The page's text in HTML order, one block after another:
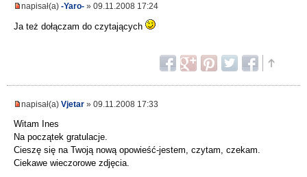
napisał(a) -Yaro- » 09.11.2008 17:24
Ja też dołączam do czytających
napisał(a) Vjetar » 09.11.2008 17:33
Witam Ines
Na początek gratulacje.
Cieszę się na Twoją nową opowieść-jestem, czytam, czekam.
Ciekawe wieczorowe zdjęcia.